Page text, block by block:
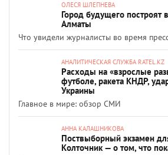
ОЛЕСЯ ШЛЕПНЕВА
Город будущего построят
Алматы
Что увидели журналисты во время
АНАЛИТИЧЕСКАЯ СЛУЖБА RATEL.KZ
Расходы на «взрослые
футболе, ракета КНДР,
Украины
Главное в мире: обзор СМИ
АННА КАЛАШНИКОВА
Поствыборный экзамен
Колточник — о том, что